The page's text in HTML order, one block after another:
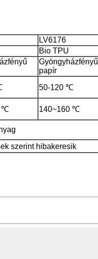
LV6176
Bio TPU
Gyöngyházfényű
papír
50-120 ℃
℃ 140~160 ℃
szerint hibakeresik